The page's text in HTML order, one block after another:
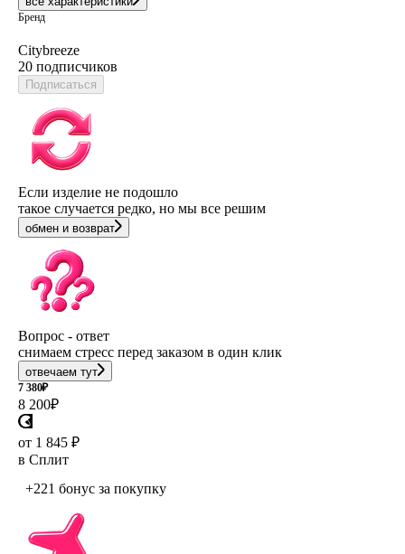
Бренд
Citybreeze
20 подписчиков
Подписаться
Если изделие не подошло
такое случается редко, но мы все решим
обмен и возврат
Вопрос - ответ
снимаем стресс перед заказом в один клик
отвечаем тут
7 380₽
8 200₽
от 1 845 ₽
в Сплит
+221 бонус за покупку